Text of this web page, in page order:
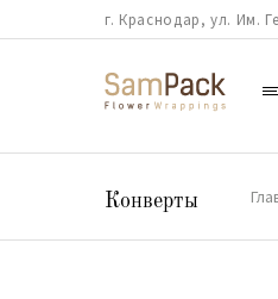
г. Краснодар, ул. Им.
Конверты